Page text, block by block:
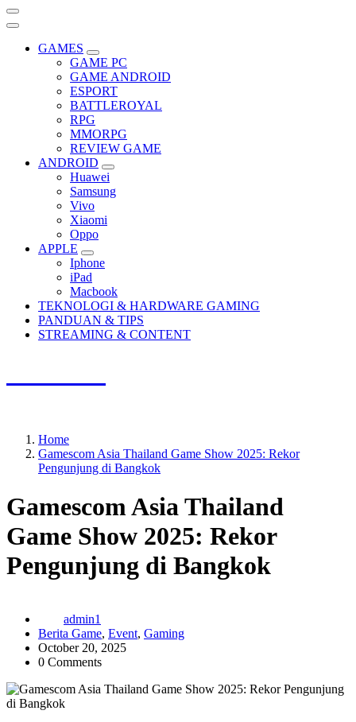
GAMES
GAME PC
GAME ANDROID
ESPORT
BATTLEROYAL
RPG
MMORPG
REVIEW GAME
ANDROID
Huawei
Samsung
Vivo
Xiaomi
Oppo
APPLE
Iphone
iPad
Macbook
TEKNOLOGI & HARDWARE GAMING
PANDUAN & TIPS
STREAMING & CONTENT
Home
Gamescom Asia Thailand Game Show 2025: Rekor
Pengunjung di Bangkok
Gamescom Asia Thailand
Game Show 2025: Rekor
Pengunjung di Bangkok
admin1
Berita Game, Event, Gaming
October 20, 2025
0 Comments